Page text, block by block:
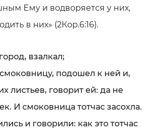
Ему и водворяется у них,
в них» (2Кор.6:16).
взалкал;
подошел к ней и,
листьев, говорит ей: да не
И смоковница тотчас засохла.
и говорили: как это тотчас